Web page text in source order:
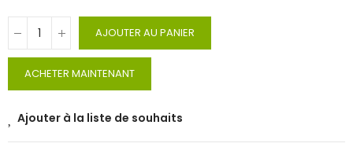
AJOUTER AU PANIER
ACHETER MAINTENANT
Ajouter à la liste de souhaits